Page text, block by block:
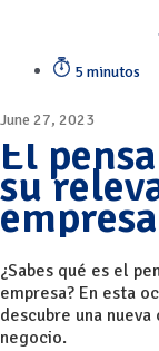
5 minutos
June 27, 2023
El
su
empresa
¿Sabes qué es el
empresa? En esta
descubre una
negocio.